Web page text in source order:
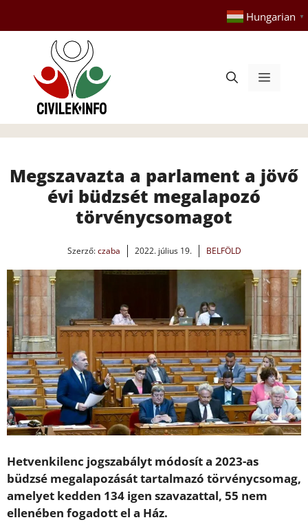
tartalomba
Hungarian ▼
Menü
Megszavazta a parlament a jövő
évi büdzsét megalapozó
törvénycsomagot
Szerző:czaba 2022. július 19. BELFÖLD
Hetvenkilenc jogszabályt módosít a 2023-as
büdzsé megalapozását tartalmazó törvénycsomag,
amelyet kedden 134 igen szavazattal, 55 nem
ellenében fogadott el a Ház.